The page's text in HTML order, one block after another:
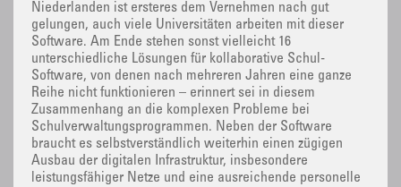
Niederlanden ist ersteres dem Vernehmen nach gut
gelungen, auch viele Universitäten arbeiten mit dieser
Software. Am Ende stehen sonst vielleicht 16
unterschiedliche Lösungen für kollaborative Schul-
Software, von denen nach mehreren Jahren eine ganze
Reihe nicht funktionieren – erinnert sei in diesem
Zusammenhang an die komplexen Probleme bei
Schulverwaltungsprogrammen. Neben der Software
braucht es selbstverständlich weiterhin einen zügigen
Ausbau der digitalen Infrastruktur, insbesondere
leistungsfähiger Netze und eine ausreichende personelle